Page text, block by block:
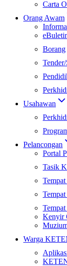
Carta
Orang Awam
Borang
Usahawan
Pelancongan
Portal
Tasik
Kenyir
Warga